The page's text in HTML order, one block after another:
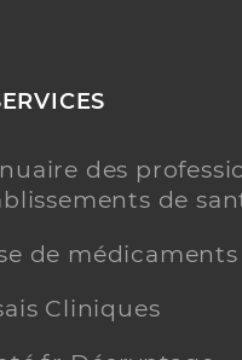
des
de
de médicaments
Cliniques